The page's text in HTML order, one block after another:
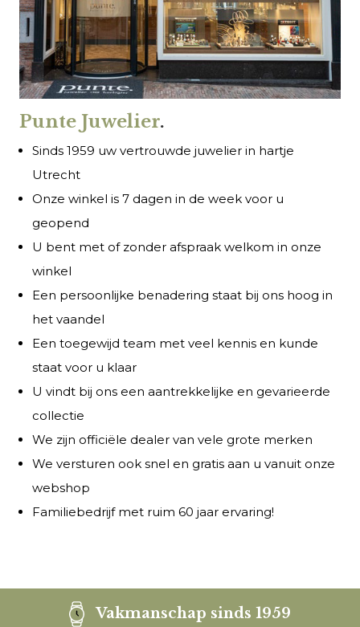
Punte Juwelier.
Sinds 1959 uw vertrouwde juwelier in hartje
Utrecht
Onze winkel is 7 dagen in de week voor u
geopend
U bent met of zonder afspraak welkom in onze
winkel
Een persoonlijke benadering staat bij ons hoog in
het vaandel
Een toegewijd team met veel kennis en kunde
staat voor u klaar
U vindt bij ons een aantrekkelijke en gevarieerde
collectie
We zijn officiële dealer van vele grote merken
We versturen ook snel en gratis aan u vanuit onze
webshop
Familiebedrijf met ruim 60 jaar ervaring!
Vakmanschap sinds 1959